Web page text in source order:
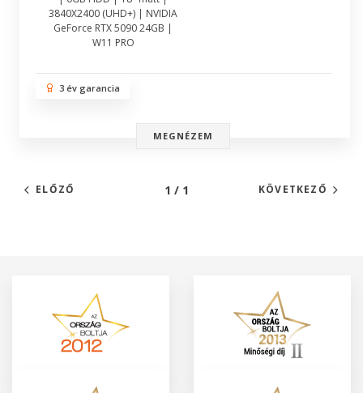
3840X2400 (UHD+) | NVIDIA
GeForce RTX 5090 24GB |
W11 PRO
3 év garancia
MEGNÉZEM
ELŐZŐ 1 / 1 KÖVETKEZŐ